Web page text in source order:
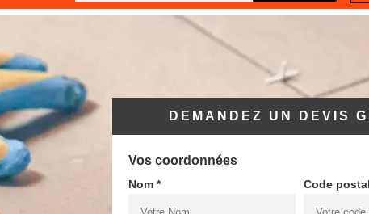
DEMANDEZ UN DEVIS
Vos coordonnées
Nom * Code